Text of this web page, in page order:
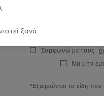
Συμφωνώ με τους
Να μην
*Εξαιρούνται τα είδη
ξανά